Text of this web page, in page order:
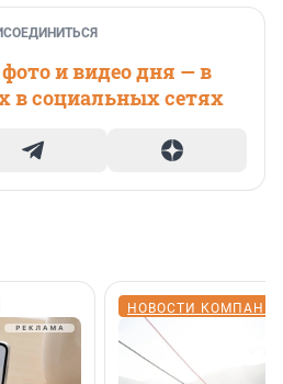
и видео дня — в
в социальных сетях
НОВОСТИ